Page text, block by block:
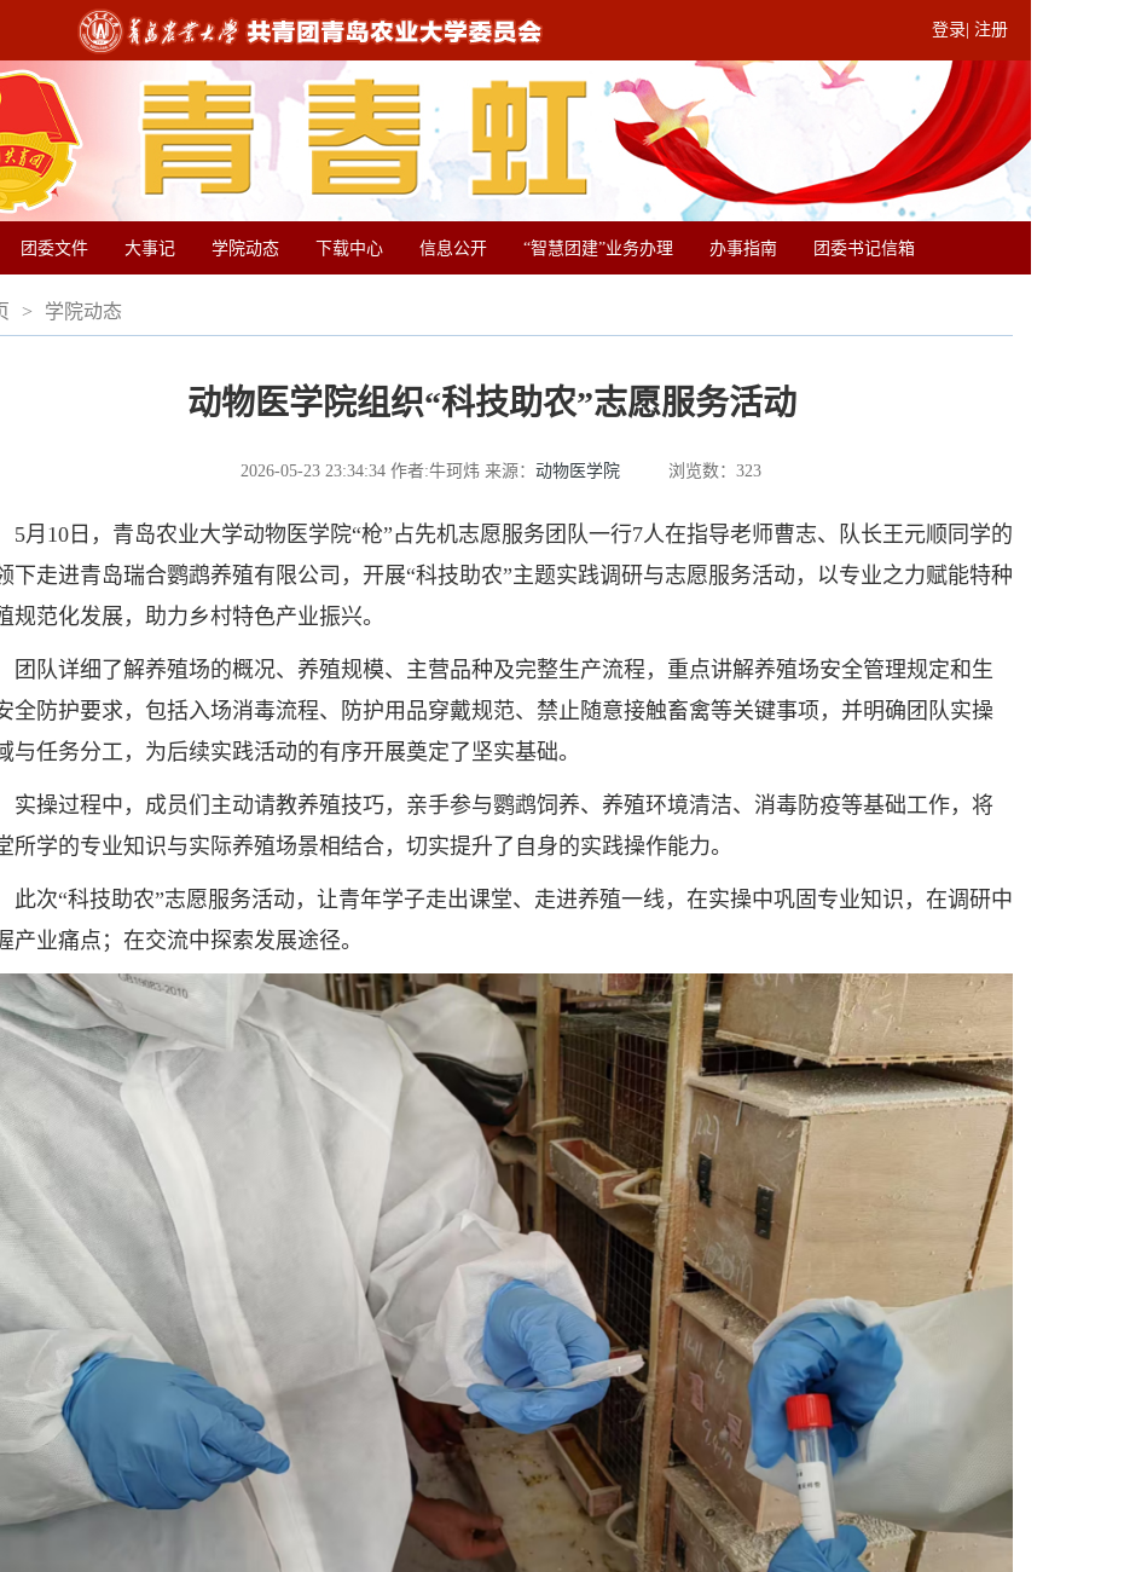
登录| 注册
团委文件 大事记 学院动态 下载中心 信息公开 “智慧团建”业务办理 办事指南 团委书记信箱
> 学院动态
动物医学院组织“科技助农”志愿服务活动
2026-05-23 23:34:34 作者:牛珂炜 来源：动物医学院 浏览数：323
10日，青岛农业大学动物医学院“枪”占先机志愿服务团队一行7人在指导老师曹志、队长王元顺同学的
下走进青岛瑞合鹦鹉养殖有限公司，开展“科技助农”主题实践调研与志愿服务活动，以专业之力赋能特种
规范化发展，助力乡村特色产业振兴。
队详细了解养殖场的概况、养殖规模、主营品种及完整生产流程，重点讲解养殖场安全管理规定和生
全防护要求，包括入场消毒流程、防护用品穿戴规范、禁止随意接触畜禽等关键事项，并明确团队实操
与任务分工，为后续实践活动的有序开展奠定了坚实基础。
操过程中，成员们主动请教养殖技巧，亲手参与鹦鹉饲养、养殖环境清洁、消毒防疫等基础工作，将
所学的专业知识与实际养殖场景相结合，切实提升了自身的实践操作能力。
次“科技助农”志愿服务活动，让青年学子走出课堂、走进养殖一线，在实操中巩固专业知识，在调研中
产业痛点；在交流中探索发展途径。